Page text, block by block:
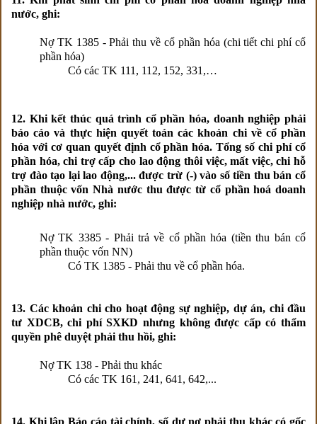
nước, ghi:
Nợ TK 1385 - Phải thu về cổ phần hóa (chi tiết chi phí cổ
phần hóa)
Có các TK 111, 112, 152, 331,…
12. Khi kết thúc quá trình cổ phần hóa, doanh nghiệp phải
báo cáo và thực hiện quyết toán các khoản chi về cổ phần
hóa với cơ quan quyết định cổ phần hóa. Tổng số chi phí cổ
phần hóa, chi trợ cấp cho lao động thôi việc, mất việc, chi hỗ
trợ đào tạo lại lao động,... được trừ (-) vào số tiền thu bán cổ
phần thuộc vốn Nhà nước thu được từ cổ phần hoá doanh
nghiệp nhà nước, ghi:
Nợ TK 3385 - Phải trả về cổ phần hóa (tiền thu bán cổ
phần thuộc vốn NN)
Có TK 1385 - Phải thu về cổ phần hóa.
13. Các khoản chi cho hoạt động sự nghiệp, dự án, chi đầu
tư XDCB, chi phí SXKD nhưng không được cấp có thẩm
quyền phê duyệt phải thu hồi, ghi:
Nợ TK 138 - Phải thu khác
Có các TK 161, 241, 641, 642,...
14. Khi lập Báo cáo tài chính, số dư nợ phải thu khác có gốc